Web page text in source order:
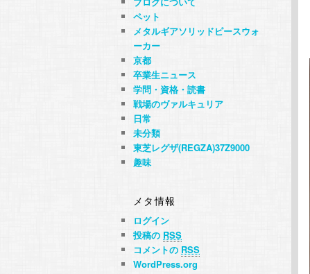
ペット
メタルギアソリッドピースウォ
ーカー
京都
卒業生ニュース
学問・資格・読書
戦場のヴァルキュリア
日常
未分類
東芝レグザ(REGZA)37Z9000
趣味
メタ情報
ログイン
投稿の RSS
コメントの RSS
WordPress.org